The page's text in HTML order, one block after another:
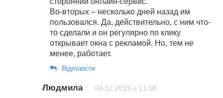
Во-вторых – несколько дней назад им
пользовался. Да, действительно, с ним что-
то сделали и он регулярно по клику
открывает окна с рекламой. Но, тем не
менее, работает.
Відповіcти
Людмила 04.12.2019 о 21:08